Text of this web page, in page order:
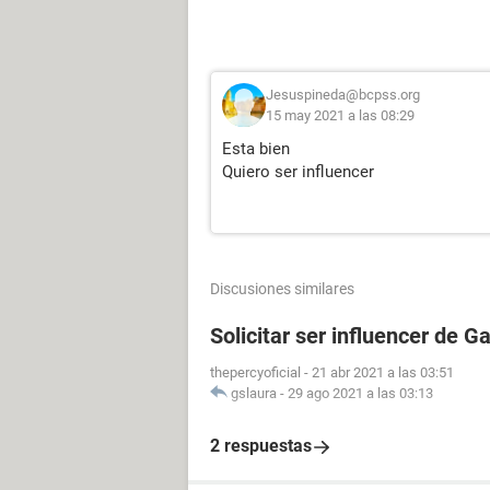
Jesuspineda@bcpss.org
15 may 2021 a las 08:29
Esta bien
Quiero ser influencer
Discusiones similares
Solicitar ser influencer de
thepercyoficial - 21 abr 2021 a las 03:51
gslaura - 29 ago 2021 a las 03:13
2 respuestas